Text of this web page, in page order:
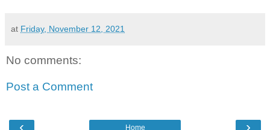
at Friday, November 12, 2021
No comments:
Post a Comment
Home